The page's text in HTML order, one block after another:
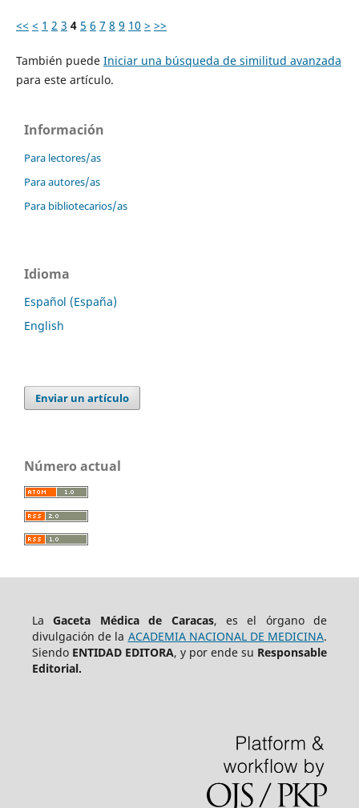
<< < 1 2 3 4 5 6 7 8 9 10 > >>
También puede Iniciar una búsqueda de similitud avanzada
para este artículo.
Información
Para lectores/as
Para autores/as
Para bibliotecarios/as
Idioma
Español (España)
English
Enviar un artículo
Número actual
LaGaceta Médica de Caracas, es el órgano de
divulgación de la ACADEMIA NACIONAL DE MEDICINA.
Siendo ENTIDAD EDITORA, y por ende su Responsable
Editorial.